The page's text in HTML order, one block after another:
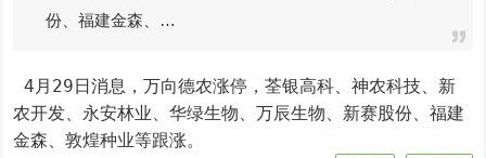
份、福建金森、…
4月29日消息，万向德农涨停，荃银高科、神农科技、新
农开发、永安林业、华绿生物、万辰生物、新赛股份、福建
金森、敦煌种业等跟涨。